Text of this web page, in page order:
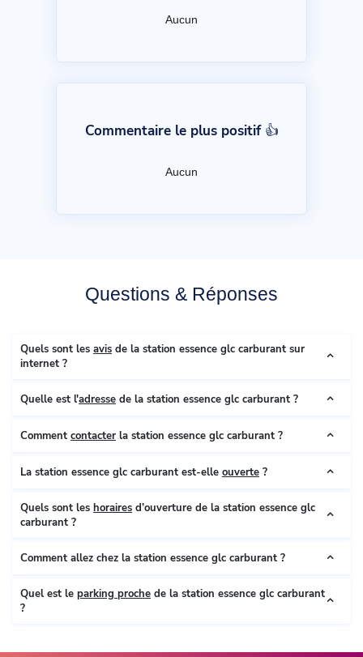
Aucun
Commentaire le plus positif 👍
Aucun
Questions & Réponses
Quels sont les avis de la station essence glc carburant sur
internet ?
Quelle est l'adresse de la station essence glc carburant ?
Comment contacter la station essence glc carburant ?
La station essence glc carburant est-elle ouverte ?
Quels sont les horaires d’ouverture de la station essence glc
carburant ?
Comment allez chez la station essence glc carburant ?
Quel est le parking proche de la station essence glc carburant
?